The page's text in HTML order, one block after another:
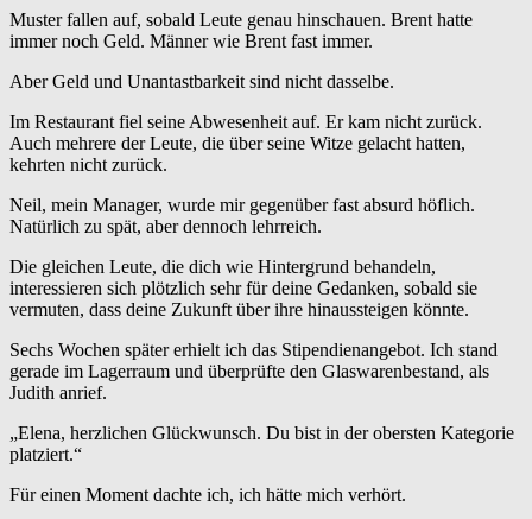
Muster fallen auf, sobald Leute genau hinschauen. Brent hatte
immer noch Geld. Männer wie Brent fast immer.
Aber Geld und Unantastbarkeit sind nicht dasselbe.
Im Restaurant fiel seine Abwesenheit auf. Er kam nicht zurück.
Auch mehrere der Leute, die über seine Witze gelacht hatten,
kehrten nicht zurück.
Neil, mein Manager, wurde mir gegenüber fast absurd höflich.
Natürlich zu spät, aber dennoch lehrreich.
Die gleichen Leute, die dich wie Hintergrund behandeln,
interessieren sich plötzlich sehr für deine Gedanken, sobald sie
vermuten, dass deine Zukunft über ihre hinaussteigen könnte.
Sechs Wochen später erhielt ich das Stipendienangebot. Ich stand
gerade im Lagerraum und überprüfte den Glaswarenbestand, als
Judith anrief.
„Elena, herzlichen Glückwunsch. Du bist in der obersten Kategorie
platziert.“
Für einen Moment dachte ich, ich hätte mich verhört.